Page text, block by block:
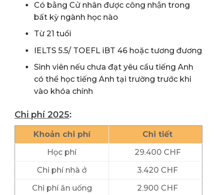
Có bằng Cử nhân được công nhận trong
bất kỳ ngành học nào
Từ 21 tuổi
IELTS 5.5/ TOEFL iBT 46 hoặc tương đương
Sinh viên nếu chưa đạt yêu cầu tiếng Anh
có thể học tiếng Anh tại trường trước khi
vào khóa chính
Chi phí 2025:
Khoản chi phí
Chi tiết
Học phí
29.400 CHF
Chi phí nhà ở
3.420 CHF
Chi phí ăn uống
2.900 CHF